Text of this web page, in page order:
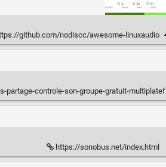
github.com/nodiscc/awesome-linuxaudio
controle-son-groupe-gratuit-multiplateforme.html
https://sonobus.net/index.html